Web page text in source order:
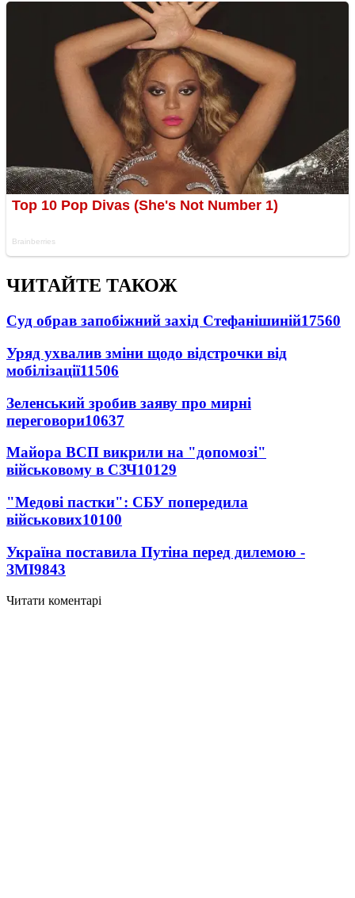
ЧИТАЙТЕ ТАКОЖ
Суд обрав запобіжний захід Стефанішиній17560
Уряд ухвалив зміни щодо відстрочки від
мобілізації11506
Зеленський зробив заяву про мирні
переговори10637
Майора ВСП викрили на "допомозі"
військовому в СЗЧ10129
"Медові пастки": СБУ попередила
військових10100
Україна поставила Путіна перед дилемою -
ЗМІ9843
Читати коментарі